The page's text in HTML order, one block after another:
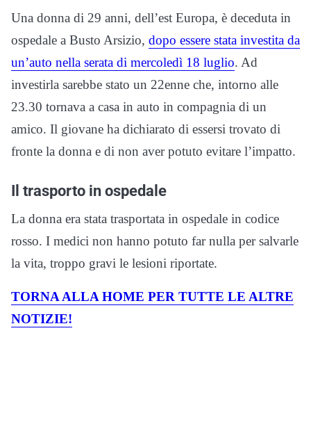
Una donna di 29 anni, dell’est Europa, è deceduta in
ospedale a Busto Arsizio, dopo essere stata investita da
un’auto nella serata di mercoledì 18 luglio. Ad
investirla sarebbe stato un 22enne che, intorno alle
23.30 tornava a casa in auto in compagnia di un
amico. Il giovane ha dichiarato di essersi trovato di
fronte la donna e di non aver potuto evitare l’impatto.
Il trasporto in ospedale
La donna era stata trasportata in ospedale in codice
rosso. I medici non hanno potuto far nulla per salvarle
la vita, troppo gravi le lesioni riportate.
TORNA ALLA HOME PER TUTTE LE ALTRE
NOTIZIE!